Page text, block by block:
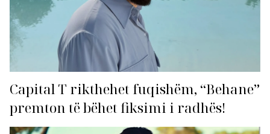
Capital T rikthehet fuqishëm, “Behane”
premton të bëhet fiksimi i radhës!